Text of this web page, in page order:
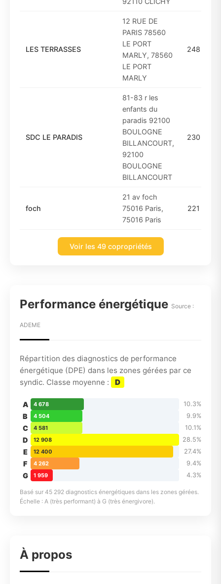
LES TERRASSES
12 RUE DE
PARIS 78560
LE PORT
MARLY, 78560
LE PORT
MARLY
248
SDC LE PARADIS
81-83 r les
enfants du
paradis 92100
BOULOGNE
BILLANCOURT,
92100
BOULOGNE
BILLANCOURT
230
foch
21 av foch
75016 Paris,
75016 Paris
221
Voir les 49 copropriétés
Performance énergétique Source :
ADEME
Répartition des diagnostics de performance
énergétique (DPE) dans les zones gérées par ce
syndic. Classe moyenne :
D
A 4 678 10.3%
B 4 504 9.9%
C 4 581 10.1%
D 12 908 28.5%
E 12 400 27.4%
F 4 262 9.4%
G 1 959 4.3%
Basé sur 45 292 diagnostics énergétiques dans les zones gérées.
Échelle : A (très performant) à G (très énergivore).
À propos